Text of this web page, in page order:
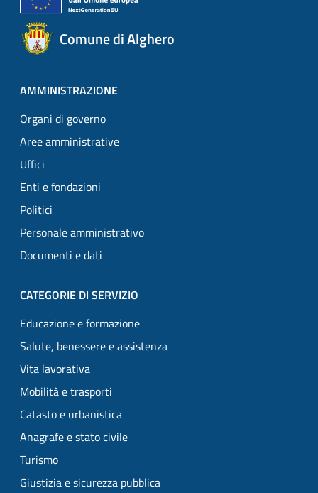
Comune di Alghero
AMMINISTRAZIONE
Organi di governo
Aree amministrative
Uffici
Enti e fondazioni
Politici
Personale amministrativo
Documenti e dati
CATEGORIE DI SERVIZIO
Educazione e formazione
Salute, benessere e assistenza
Vita lavorativa
Mobilità e trasporti
Catasto e urbanistica
Anagrafe e stato civile
Turismo
Giustizia e sicurezza pubblica